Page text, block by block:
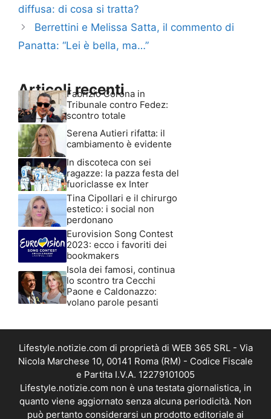
diffusa: di cosa si tratta?
Berrettini e Melissa Satta, il commento di
Panatta: “Lei è bella, ma…”
Articoli recenti
Fabrizio Corona in
Tribunale contro Fedez:
scontro totale
Serena Autieri rifatta: il
cambiamento è evidente
In discoteca con sei
ragazze: la pazza festa del
fuoriclasse ex Inter
Tina Cipollari e il chirurgo
estetico: i social non
perdonano
Eurovision Song Contest
2023: ecco i favoriti dei
bookmakers
Isola dei famosi, continua
lo scontro tra Cecchi
Paone e Caldonazzo:
volano parole pesanti
Lifestyle.notizie.com di proprietà di WEB 365 SRL - Via
Nicola Marchese 10, 00141 Roma (RM) - Codice Fiscale
e Partita I.V.A. 12279101005
Lifestyle.notizie.com non è una testata giornalistica, in
quanto viene aggiornato senza alcuna periodicità. Non
può pertanto considerarsi un prodotto editoriale ai